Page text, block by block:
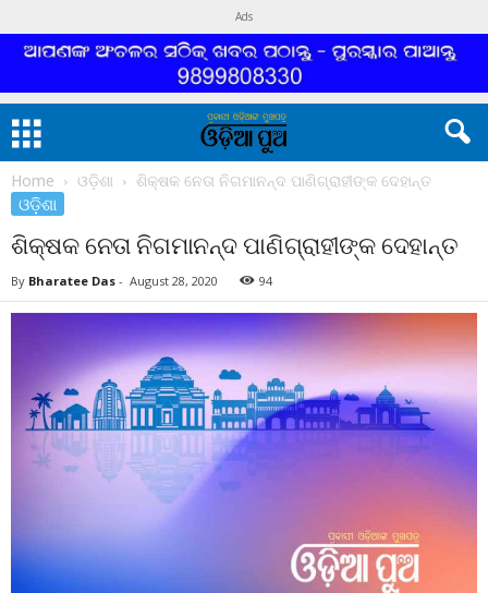
Ads
Home ଓଡ଼ିଶା ଶିକ୍ଷକ ନେତା ନିଗମାନନ୍ଦ ପାଣିଗ୍ରାହୀଙ୍କ ଦେହାନ୍ତ
ଓଡ଼ିଶା
ଶିକ୍ଷକ ନେତା ନିଗମାନନ୍ଦ ପାଣିଗ୍ରାହୀଙ୍କ ଦେହାନ୍ତ
By Bharatee Das - August 28, 2020 94